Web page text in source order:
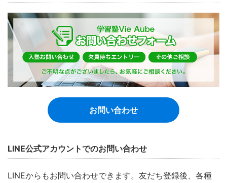
お問い合わせ
LINE公式アカウントでのお問い合わせ
LINEからもお問い合わせできます。友だち登録後、各種